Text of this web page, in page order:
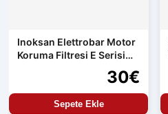
Inoksan Elettrobar Motor
Koruma Filtresi E Serisi
30€
Sepete Ekle